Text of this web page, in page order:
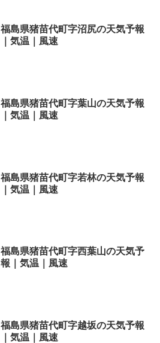
福島県猪苗代町字沼尻の天気予報
｜気温｜風速
福島県猪苗代町字葉山の天気予報
｜気温｜風速
福島県猪苗代町字若林の天気予報
｜気温｜風速
福島県猪苗代町字西葉山の天気予
報｜気温｜風速
福島県猪苗代町字越坂の天気予報
｜気温｜風速